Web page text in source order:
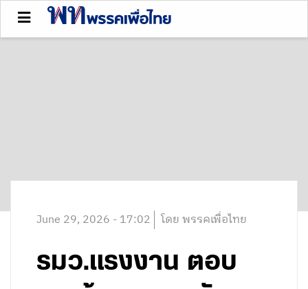
June 29, 2026 - 17:02 โดย พรรคเพื่อไทย
รมว.แรงงาน ตอบ